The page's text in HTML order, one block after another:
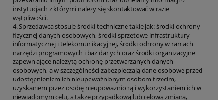
instytucjach z którymi należy się skontaktować w razie
wątpliwości.
4. Sprzedawca stosuje środki techniczne takie jak: środki ochrony
fizycznej danych osobowych, środki sprzętowe infrastruktury
informatycznej i telekomunikacyjnej, środki ochrony w ramach
narzędzi programowych i baz danych oraz środki organizacyjne
zapewniające należytą ochronę przetwarzanych danych
osobowych, a w szczególności zabezpieczają dane osobowe przed
udostępnieniem ich nieupoważnionym osobom trzecim,
uzyskaniem przez osobę nieupoważnioną i wykorzystaniem ich w
niewiadomym celu, a także przypadkową lub celową zmianą,